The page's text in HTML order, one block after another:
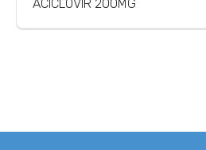
ACICLOVIR 200MG